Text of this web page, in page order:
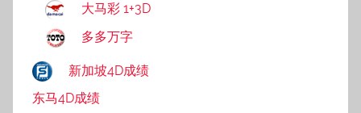
大马彩 1+3D
多多万字
新加坡4D成绩
东马4D成绩